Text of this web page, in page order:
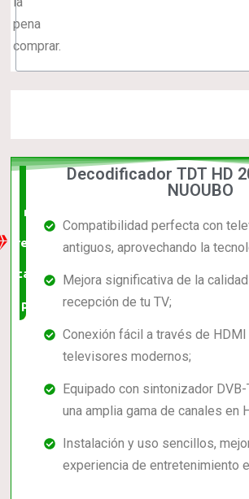
pena
comprar.
mejor
relación
calidad-
precio
Decodificador TDT HD
NUOUBO
Compatibilidad perfecta con
antiguos, aprovechando la
Mejora significativa de la
recepción de tu TV;
Conexión fácil a través de
televisores modernos;
Equipado con sintonizador
una amplia gama de canales en
Instalación y uso sencillos,
experiencia de entretenimiento